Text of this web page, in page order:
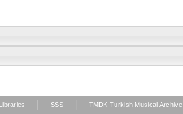
SSS TMDK Turkish Musical Archive